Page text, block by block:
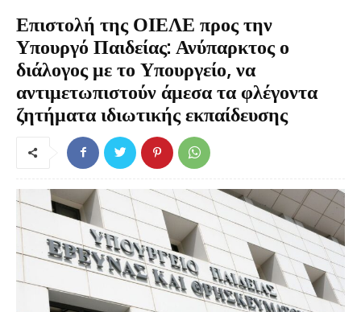
Επιστολή της ΟΙΕΛΕ προς την
Υπουργό Παιδείας: Ανύπαρκτος ο
διάλογος με το Υπουργείο, να
αντιμετωπιστούν άμεσα τα φλέγοντα
ζητήματα ιδιωτικής εκπαίδευσης